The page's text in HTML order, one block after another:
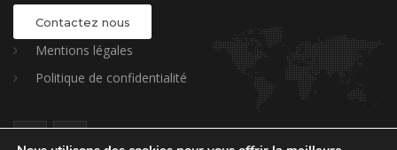
Contactez nous
Mentions légales
Politique de confidentialité